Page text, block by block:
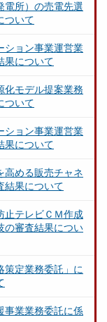
電所）の売電先選
ついて
ション事業運営業
果について
化モデル提案業務
ついて
ション事業運営業
果について
高める販売チャネ
結果について
止テレビＣＭ作成
の審査結果につい
策定業務委託」に
事業業務委託に係